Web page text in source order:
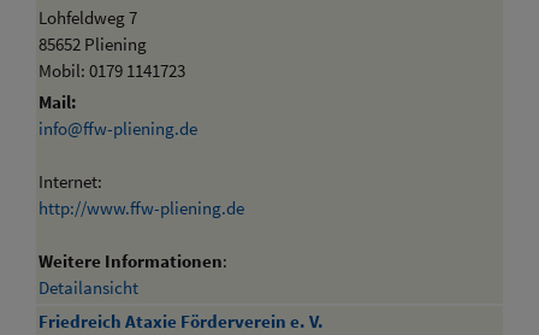
Lohfeldweg 7
85652 Pliening
Mobil: 0179 1141723
Mail:
info@ffw-pliening.de
Internet:
http://www.ffw-pliening.de
Weitere Informationen:
Detailansicht
Friedreich Ataxie Förderverein e. V.